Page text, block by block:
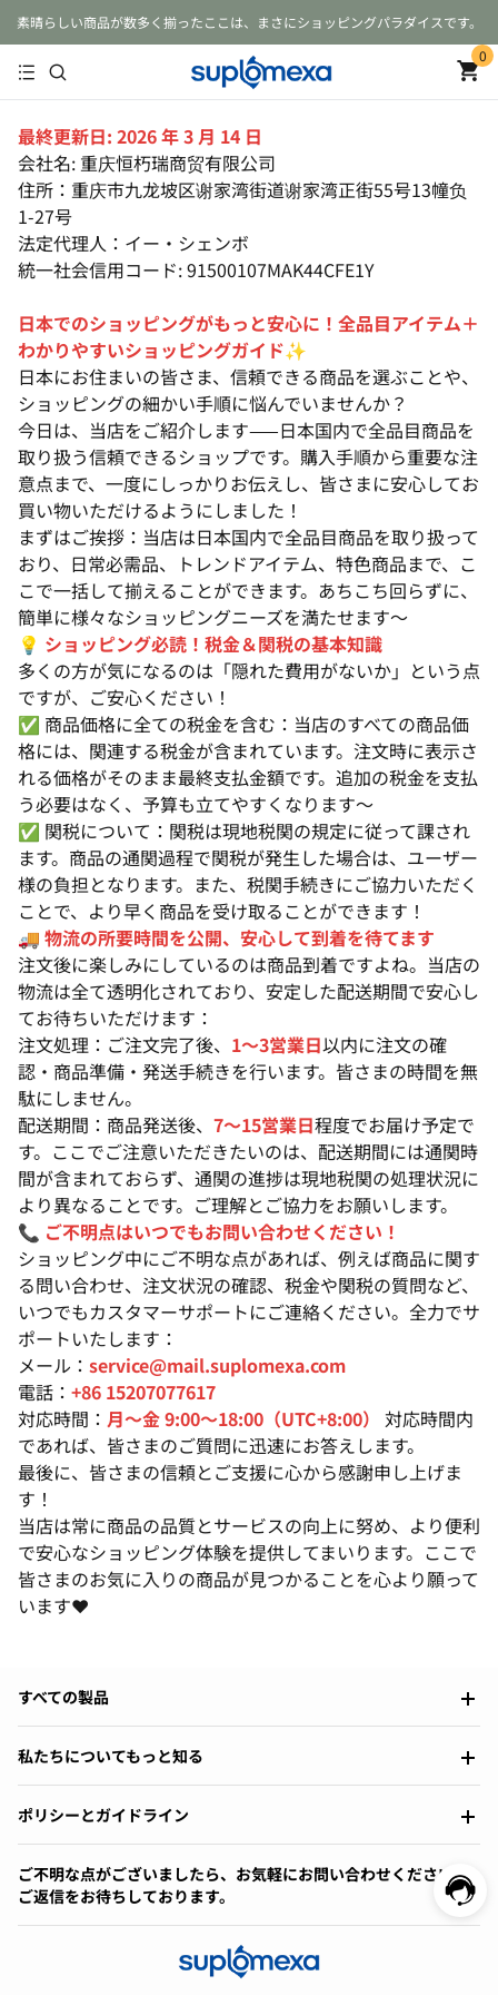
素晴らしい商品が数多く揃ったここは、まさにショッピングパラダイスです。
0
最終更新日: 2026 年 3 月 14 日
会社名: 重庆恒朽瑞商贸有限公司
住所：重庆市九龙坡区谢家湾街道谢家湾正街55号13幢负
1-27号
法定代理人：イー・シェンボ
統一社会信用コード: 91500107MAK44CFE1Y
日本でのショッピングがもっと安心に！全品目アイテム＋
わかりやすいショッピングガイド✨
日本にお住まいの皆さま、信頼できる商品を選ぶことや、
ショッピングの細かい手順に悩んでいませんか？
今日は、当店をご紹介します——日本国内で全品目商品を
取り扱う信頼できるショップです。購入手順から重要な注
意点まで、一度にしっかりお伝えし、皆さまに安心してお
買い物いただけるようにしました！
まずはご挨拶：当店は日本国内で全品目商品を取り扱って
おり、日常必需品、トレンドアイテム、特色商品まで、こ
こで一括して揃えることができます。あちこち回らずに、
簡単に様々なショッピングニーズを満たせます〜
💡 ショッピング必読！税金＆関税の基本知識
多くの方が気になるのは「隠れた費用がないか」という点
ですが、ご安心ください！
✅ 商品価格に全ての税金を含む：当店のすべての商品価
格には、関連する税金が含まれています。注文時に表示さ
れる価格がそのまま最終支払金額です。追加の税金を支払
う必要はなく、予算も立てやすくなります〜
✅ 関税について：関税は現地税関の規定に従って課され
ます。商品の通関過程で関税が発生した場合は、ユーザー
様の負担となります。また、税関手続きにご協力いただく
ことで、より早く商品を受け取ることができます！
🚚 物流の所要時間を公開、安心して到着を待てます
注文後に楽しみにしているのは商品到着ですよね。当店の
物流は全て透明化されており、安定した配送期間で安心し
てお待ちいただけます：
注文処理：ご注文完了後、 1〜3営業日以内に注文の確
認・商品準備・発送手続きを行います。皆さまの時間を無
駄にしません。
配送期間：商品発送後、 7〜15営業日程度でお届け予定で
す。ここでご注意いただきたいのは、配送期間には通関時
間が含まれておらず、通関の進捗は現地税関の処理状況に
より異なることです。ご理解とご協力をお願いします。
📞 ご不明点はいつでもお問い合わせください！
ショッピング中にご不明な点があれば、例えば商品に関す
る問い合わせ、注文状況の確認、税金や関税の質問など、
いつでもカスタマーサポートにご連絡ください。全力でサ
ポートいたします：
メール： service@mail.suplomexa.com
電話： +86 15207077617
対応時間： 月〜金 9:00〜18:00（UTC+8:00）
対応時間内
であれば、皆さまのご質問に迅速にお答えします。
最後に、皆さまの信頼とご支援に心から感謝申し上げま
す！
当店は常に商品の品質とサービスの向上に努め、より便利
で安心なショッピング体験を提供してまいります。ここで
皆さまのお気に入りの商品が見つかることを心より願って
います❤️
すべての製品
私たちについてもっと知る
ポリシーとガイドライン
ご不明な点がございましたら、お気軽にお問い合わせください。
ご返信をお待ちしております。